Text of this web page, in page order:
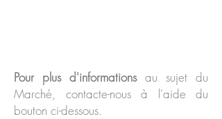
Pour plus d'informationsau sujet du
Marché, contacte-nous à l'aide du
bouton ci-dessous.